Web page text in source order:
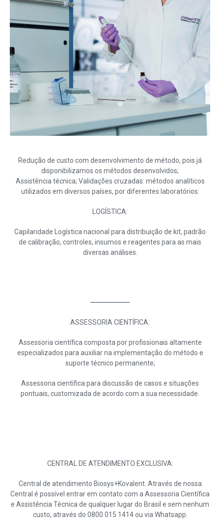
Redução de custo com desenvolvimento de método, pois já
disponibilizamos os métodos desenvolvidos;
Assistência técnica; Validações cruzadas: métodos analíticos
utilizados em diversos países, por diferentes laboratórios.
LOGÍSTICA:
Capilaridade Logística nacional para distribuição de kit, padrão
de calibração, controles, insumos e reagentes para as mais
diversas análises.
ASSESSORIA CIENTÍFICA:
Assessoria científica composta por profissionais altamente
especializados para auxiliar na implementação do método e
suporte técnico permanente;
Assessoria científica para discussão de casos e situações
pontuais, customizada de acordo com a sua necessidade.
CENTRAL DE ATENDIMENTO EXCLUSIVA:
Central de atendimento Biosys+Kovalent. Através de nossa
Central é possível entrar em contato com a Assessoria Científica
e Assistência Técnica de qualquer lugar do Brasil e sem nenhum
custo, através do 0800 015 1414 ou via Whatsapp.